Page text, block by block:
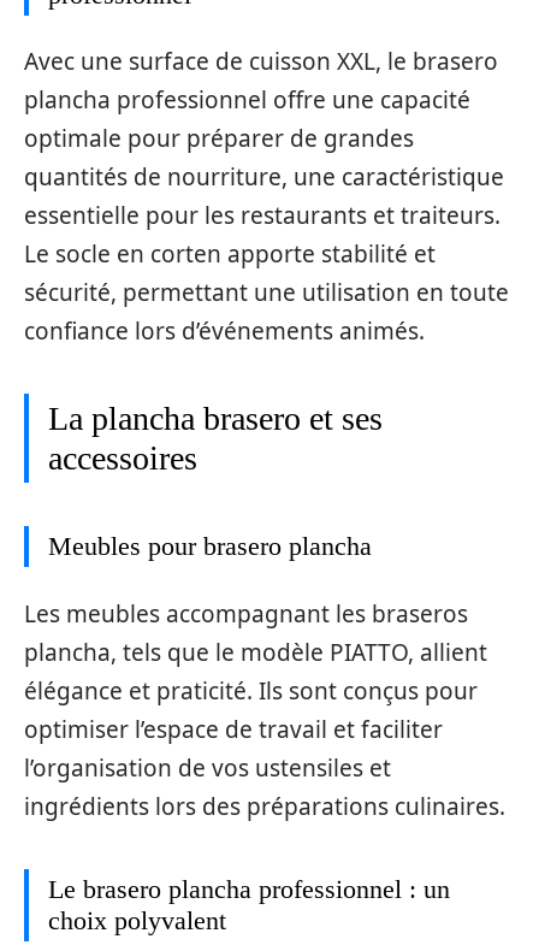
Avec une surface de cuisson XXL, le brasero
plancha professionnel offre une capacité
optimale pour préparer de grandes
quantités de nourriture, une caractéristique
essentielle pour les restaurants et traiteurs.
Le socle en corten apporte stabilité et
sécurité, permettant une utilisation en toute
confiance lors d’événements animés.
La plancha brasero et ses
accessoires
Meubles pour brasero plancha
Les meubles accompagnant les braseros
plancha, tels que le modèle PIATTO, allient
élégance et praticité. Ils sont conçus pour
optimiser l’espace de travail et faciliter
l’organisation de vos ustensiles et
ingrédients lors des préparations culinaires.
Le brasero plancha professionnel : un
choix polyvalent